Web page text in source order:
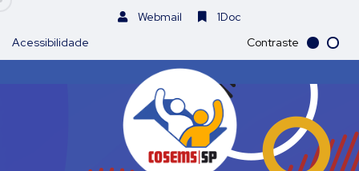
Webmail
1Doc
Acessibilidade
Contraste